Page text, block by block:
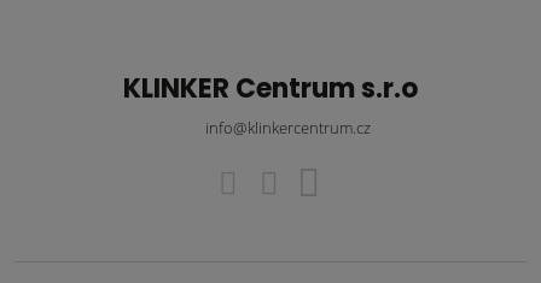
KLINKER Centrum s.r.o
info@klinkercentrum.cz